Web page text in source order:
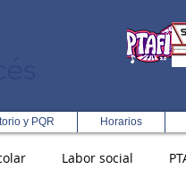
y PQR Horarios
Labor social